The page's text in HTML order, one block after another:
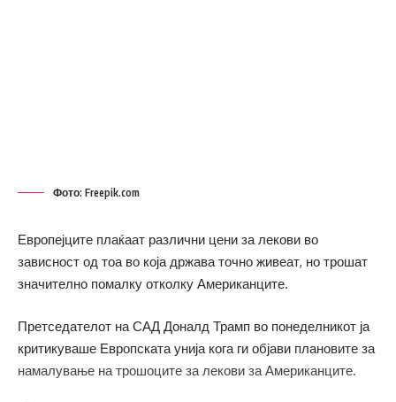
Фото: Freepik.com
Европејците плаќаат различни цени за лекови во
зависност од тоа во која држава точно живеат, но трошат
значително помалку отколку Американците.
Претседателот на САД Доналд Трамп во понеделникот ја
критикуваше Европската унија кога ги објави плановите за
намалување на трошоците за лекови за Американците.